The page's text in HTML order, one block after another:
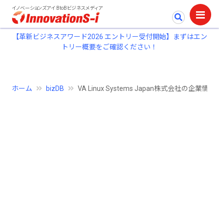
イノベーションズアイ BtoBビジネスメディア
【革新ビジネスアワード2026 エントリー受付開始】まずはエン
トリー概要をご確認ください！
ホーム bizDB VA Linux Systems Japan株式会社の企業情報